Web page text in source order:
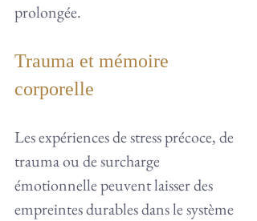
prolongée.
Trauma et mémoire
corporelle
Les expériences de stress précoce, de
trauma ou de surcharge
émotionnelle peuvent laisser des
empreintes durables dans le système